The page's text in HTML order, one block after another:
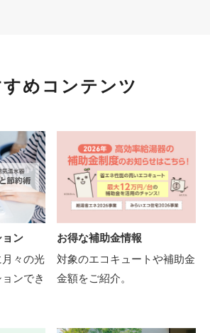
めコンテンツ
ン
々の光
ンでき
お得な補助金情報
対象のエコキュートや補助金
金額をご紹介。